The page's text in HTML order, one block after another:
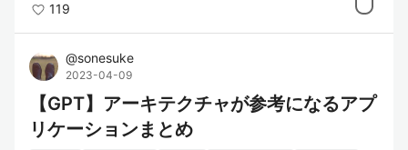
119
@sonesuke
2023-04-09
【GPT】アーキテクチャが参考になるアプ
リケーションまとめ